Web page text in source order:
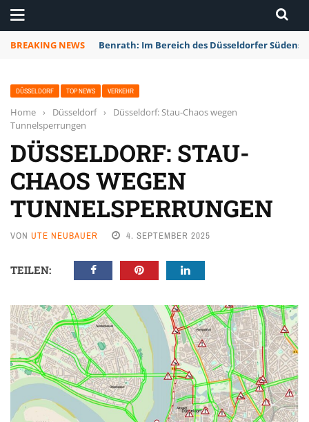
BREAKING NEWS Benrath: Im Bereich des Düsseldorfer
DÜSSELDORF TOP NEWS VERKEHR
Home › Düsseldorf ›
Düsseldorf: Stau-Chaos wegen
Tunnelsperrungen
DÜSSELDORF: STAU-
CHAOS WEGEN
TUNNELSPERRUNGEN
VON UTE NEUBAUER 4. SEPTEMBER 2025
TEILEN: